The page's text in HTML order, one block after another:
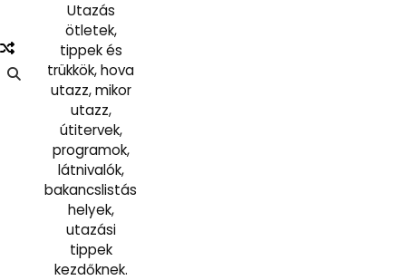
Utazás
ötletek,
tippek és
trükkök, hova
utazz, mikor
utazz,
útitervek,
programok,
látnivalók,
bakancslistás
helyek,
utazási
tippek
kezdőknek.